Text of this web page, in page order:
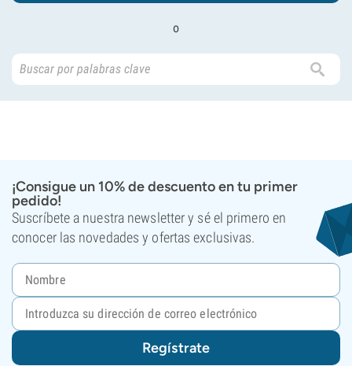
o
¡Consigue un 10% de descuento en tu primer
pedido!
Suscríbete a nuestra newsletter y sé el primero en
conocer las novedades y ofertas exclusivas.
Regístrate